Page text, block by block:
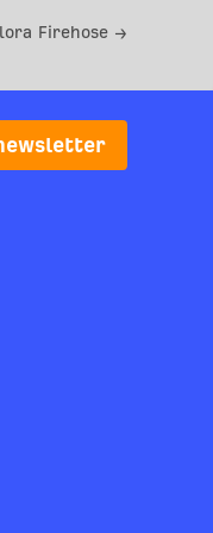
Firehose →